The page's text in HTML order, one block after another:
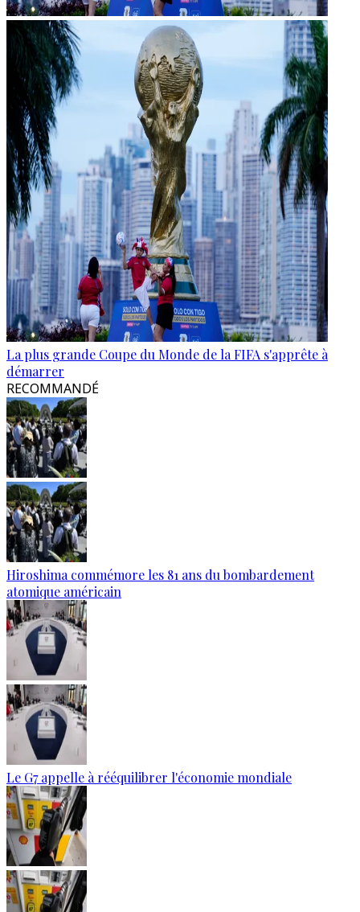
La plus grande Coupe du Monde de la FIFA s'apprête à
démarrer
RECOMMANDÉ
Hiroshima commémore les 81 ans du bombardement
atomique américain
Le G7 appelle à rééquilibrer l'économie mondiale